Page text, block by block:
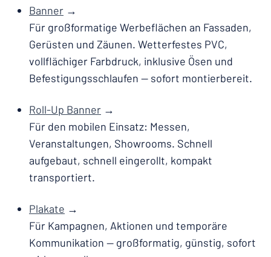
Banner →
Für großformatige Werbeflächen an Fassaden,
Gerüsten und Zäunen. Wetterfestes PVC,
vollflächiger Farbdruck, inklusive Ösen und
Befestigungsschlaufen — sofort montierbereit.
Roll-Up Banner →
Für den mobilen Einsatz: Messen,
Veranstaltungen, Showrooms. Schnell
aufgebaut, schnell eingerollt, kompakt
transportiert.
Plakate →
Für Kampagnen, Aktionen und temporäre
Kommunikation — großformatig, günstig, sofort